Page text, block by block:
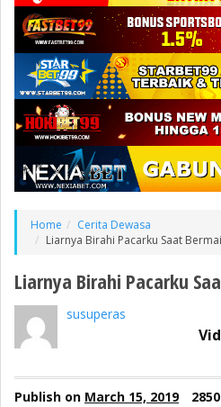
Home
Cerita Dewasa
Liarnya Birahi Pacarku Saat
Liarnya Birahi Pacarku
susuperas
Publish on March 15, 2019